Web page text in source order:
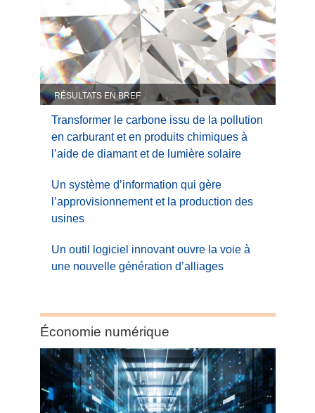
RÉSULTATS EN BREF
Transformer le carbone issu de la pollution
en carburant et en produits chimiques à
l’aide de diamant et de lumière solaire
Un système d’information qui gère
l’approvisionnement et la production des
usines
Un outil logiciel innovant ouvre la voie à
une nouvelle génération d’alliages
Category:
Économie
numérique
Économie numérique